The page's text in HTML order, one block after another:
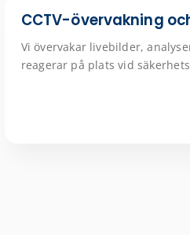
CCTV-övervakning
Vi övervakar livebilder,
reagerar på plats vid